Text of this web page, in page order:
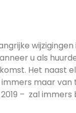
u als
Het naast
maar van
– zal immers